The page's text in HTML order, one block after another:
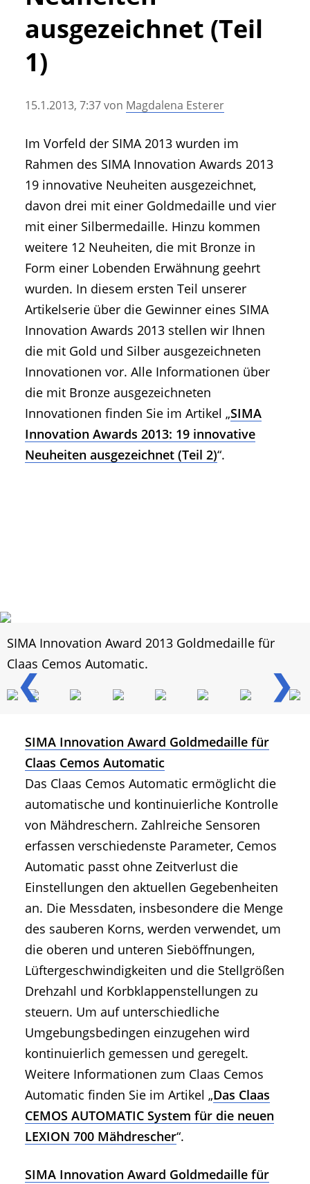
• Messen und Veranstaltungen
• Mitteilung der Redaktion
• Agritechnica Neuheiten Archiv
ausgezeichnet (Teil
1)
15.1.2013, 7:37von Magdalena Esterer
Im Vorfeld der SIMA 2013 wurden im
Rahmen des SIMA Innovation Awards 2013
19 innovative Neuheiten ausgezeichnet,
davon drei mit einer Goldmedaille und vier
mit einer Silbermedaille. Hinzu kommen
weitere 12 Neuheiten, die mit Bronze in
Form einer Lobenden Erwähnung geehrt
wurden. In diesem ersten Teil unserer
Artikelserie über die Gewinner eines SIMA
Innovation Awards 2013 stellen wir Ihnen
die mit Gold und Silber ausgezeichneten
Innovationen vor. Alle Informationen über
die mit Bronze ausgezeichneten
Innovationen finden Sie im Artikel „SIMA
Innovation Awards 2013: 19 innovative
Neuheiten ausgezeichnet (Teil 2)“.
❮ ❯
SIMA Innovation Award 2013 Goldmedaille für
Claas Cemos Automatic.
SIMA Innovation Award Goldmedaille für
Claas Cemos Automatic
Das Claas Cemos Automatic ermöglicht die
automatische und kontinuierliche Kontrolle
von Mähdreschern. Zahlreiche Sensoren
erfassen verschiedenste Parameter, Cemos
Automatic passt ohne Zeitverlust die
Einstellungen den aktuellen Gegebenheiten
an. Die Messdaten, insbesondere die Menge
des sauberen Korns, werden verwendet, um
die oberen und unteren Sieböffnungen,
Lüftergeschwindigkeiten und die Stellgrößen
Drehzahl und Korbklappenstellungen zu
steuern. Um auf unterschiedliche
Umgebungsbedingen einzugehen wird
kontinuierlich gemessen und geregelt.
Weitere Informationen zum Claas Cemos
Automatic finden Sie im Artikel „Das Claas
CEMOS AUTOMATIC System für die neuen
LEXION 700 Mähdrescher“.
SIMA Innovation Award Goldmedaille für